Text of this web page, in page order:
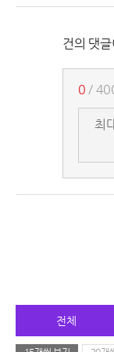
건의 댓
0 /
전체